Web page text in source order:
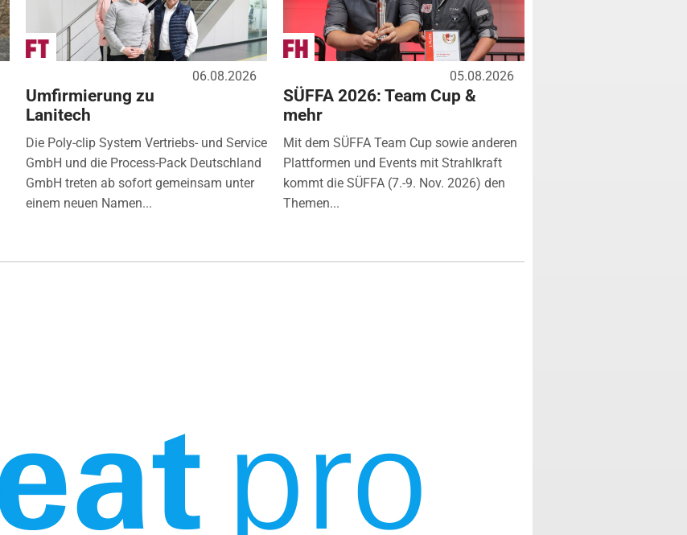
06.08.2026
Umfirmierung zu
Lanitech
Die Poly-clip System Vertriebs- und Service
GmbH und die Process-Pack Deutschland
GmbH treten ab sofort gemeinsam unter
einem neuen Namen...
05.08.2026
SÜFFA 2026: Team Cup &
mehr
Mit dem SÜFFA Team Cup sowie anderen
Plattformen und Events mit Strahlkraft
kommt die SÜFFA (7.-9. Nov. 2026) den
Themen...